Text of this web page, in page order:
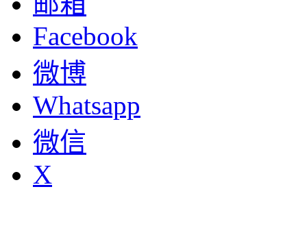
Facebook
微博
Whatsapp
微信
X